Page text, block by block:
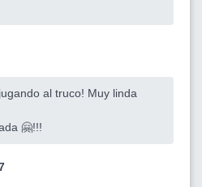
al truco! Muy linda
🤗!!!